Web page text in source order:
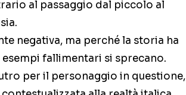
al passaggio dal piccolo al
negativa, ma perché la storia ha
fallimentari si sprecano.
per il personaggio in questione,